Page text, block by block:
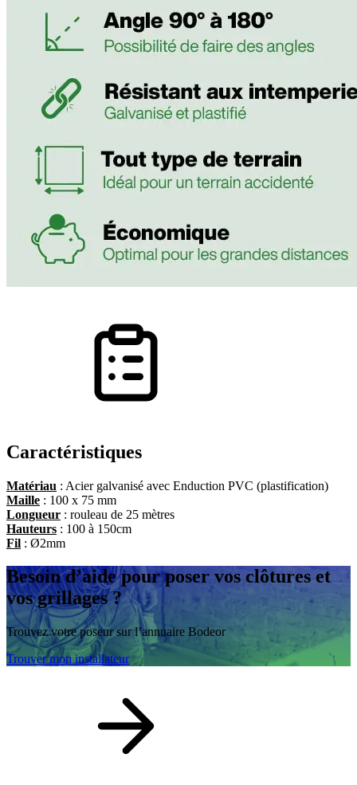
Caractéristiques
Matériau : Acier galvanisé avec Enduction PVC (plastification)
Maille : 100 x 75 mm
Longueur : rouleau de 25 mètres
Hauteurs : 100 à 150cm
Fil : Ø2mm
Besoin d’aidepour poser vos clôtures et
vos grillages ?
Trouvez votre poseur sur l’annuaire Bodeor
Trouver mon installateur